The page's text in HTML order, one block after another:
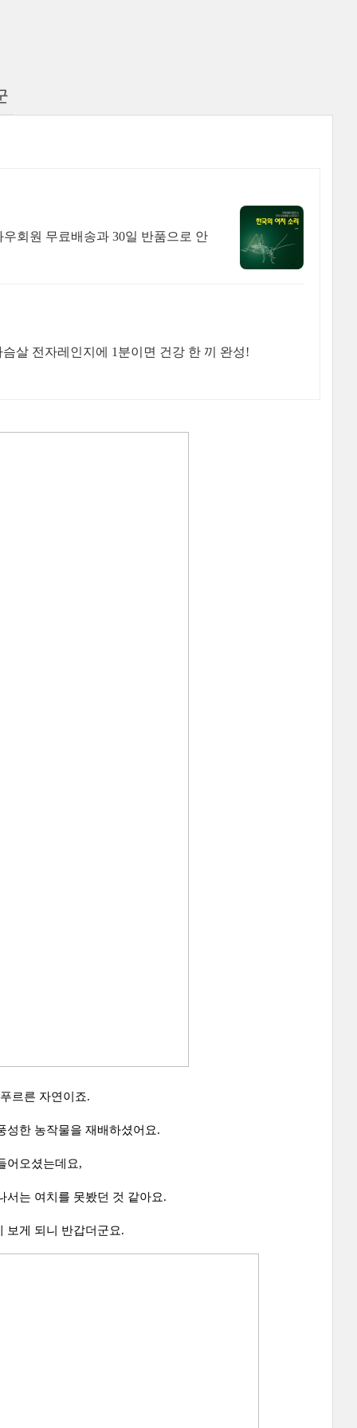
회원 무료배송과 30일 반품으로 안
살 전자레인지에 1분이면 건강 한 끼 완성!
르른 자연이죠.
성한 농작물을 재배하셨어요.
어오셨는데요,
서는 여치를 못봤던 것 같아요.
보게 되니 반갑더군요.